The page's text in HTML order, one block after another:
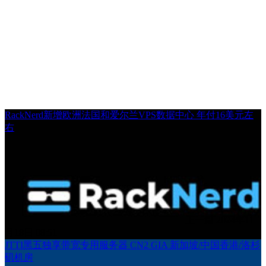
RackNerd新增欧洲法国和爱尔兰VPS数据中心 年付16美元左
右
JTTI黑五独享带宽专用服务器 CN2 GIA 新加坡/中国香港/洛杉
矶机房